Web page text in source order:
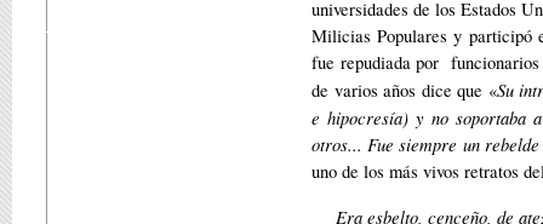
universidades de los Estados
Milicias Populares y participó
fue repudiada por funcionarios
de varios años dice que «Su
e hipocresía) y no soportaba
otros... Fue siempre un
uno de los más vivos retratos
Era esbelto, cenceño, de